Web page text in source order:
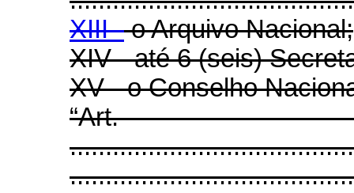
XIII -o Arquivo Nacional;
XIV - até 6 (seis)
XV - o Conselho